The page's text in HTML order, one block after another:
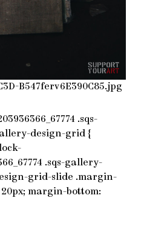
.sqs-
design-grid {
.sqs-gallery-
grid-slide .margin-
margin-bottom: